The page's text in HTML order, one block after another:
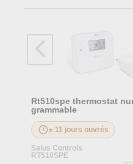
Rt510spe thermostat
grammable
± 11 jours ouvrés
Salus Controls
RT510SPE